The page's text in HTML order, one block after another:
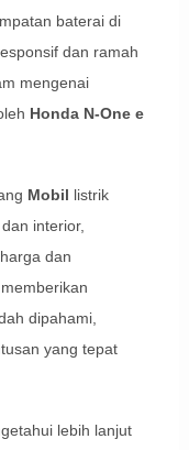
baterai di
dan ramah
mengenai
Honda N-One e
Mobil listrik
interior,
dan
dipahami,
yang tepat
lebih lanjut